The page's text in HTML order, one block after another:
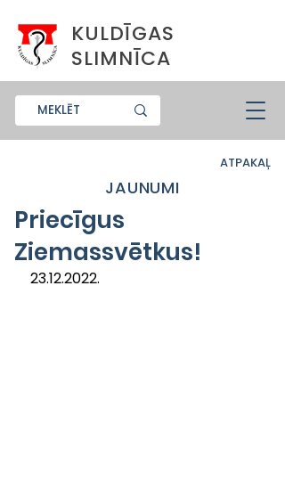
KULDĪGAS
SLIMNĪCA
ATPAKAĻ
JAUNUMI
Priecīgus
Ziemassvētkus!
23.12.2022.